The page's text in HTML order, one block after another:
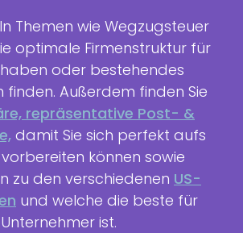
Themen wie Wegzugsteuer
optimale Firmenstruktur für
oder bestehendes
finden. Außerdem finden Sie
repräsentative Post- &
damit Sie sich perfekt aufs
können sowie
zu den verschiedenen US-
und welche die beste für
ist.